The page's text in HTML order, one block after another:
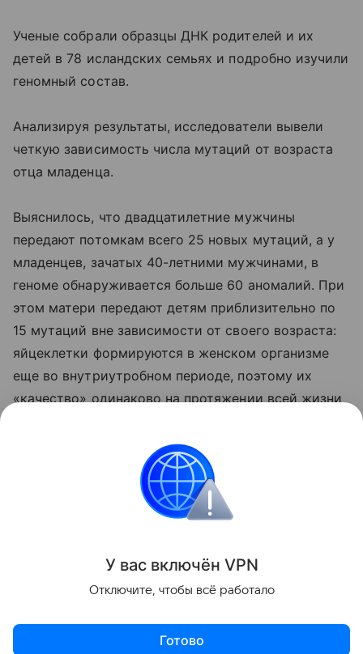
Ученые собрали образцы ДНК родителей и их
детей в 78 исландских семьях и подробно изучили
геномный состав.
Анализируя результаты, исследователи вывели
четкую зависимость числа мутаций от возраста
отца младенца.
Выяснилось, что двадцатилетние мужчины
передают потомкам всего 25 новых мутаций, а у
младенцев, зачатых 40-летними мужчинами, в
геноме обнаруживается больше 60 аномалий. При
этом матери передают детям приблизительно по
15 мутаций вне зависимости от своего возраста:
яйцеклетки формируются в женском организме
еще во внутриутробном периоде, поэтому их
«качество» одинаково на протяжении всей жизни
в два месяца, именно поэтому старение мужчины
действительно может влиять на состав
Поделиться
У вас включён VPN
Отключите, чтобы всё работало
Готово